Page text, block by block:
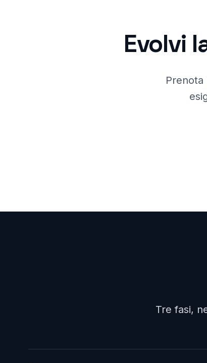
Evolvi
Tre fasi,